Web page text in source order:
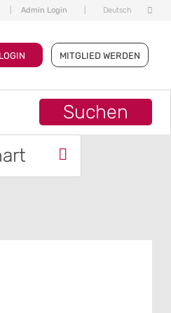
Admin Login Deutsch
LOGIN MITGLIED WERDEN
Suchen